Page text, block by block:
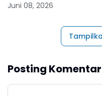
Juni 08, 2026
Posting Komentar